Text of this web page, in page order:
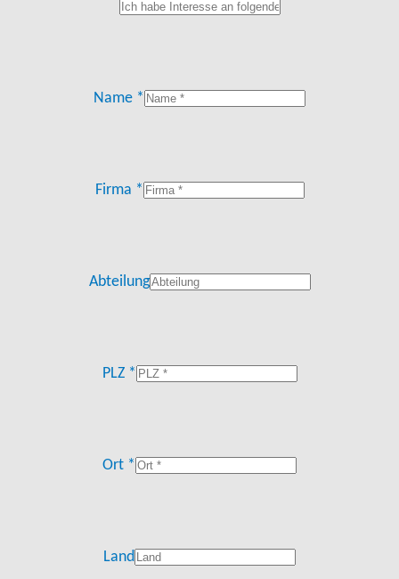
Name *
Firma *
Abteilung
PLZ *
Ort *
Land